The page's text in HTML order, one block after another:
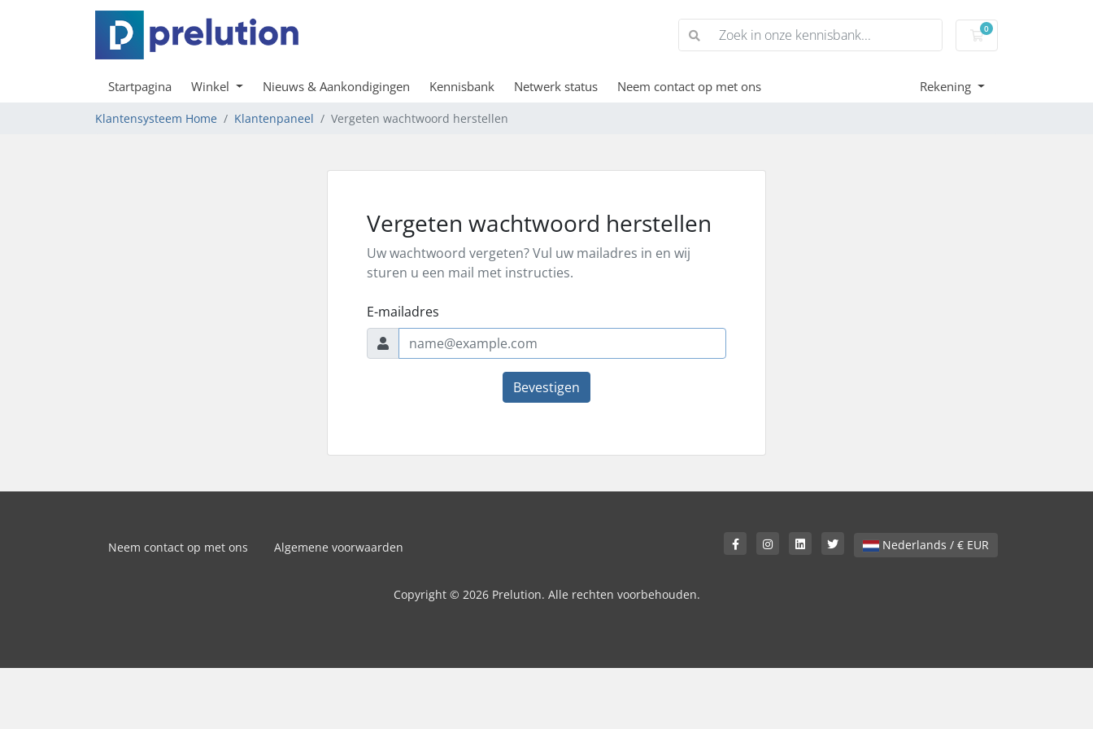
0
Winkelwagen
Startpagina Winkel Nieuws & Aankondigingen Kennisbank Netwerk status Neem contact op met ons Rekening
Klantensysteem Home Klantenpaneel Vergeten wachtwoord herstellen
Vergeten wachtwoord herstellen
Uw wachtwoord vergeten? Vul uw mailadres in en wij
sturen u een mail met instructies.
E-mailadres
Bevestigen
Nederlands / € EUR
Neem contact op met ons Algemene voorwaarden
Copyright © 2026 Prelution. Alle rechten voorbehouden.